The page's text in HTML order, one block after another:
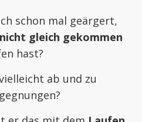
schon mal geärgert,
nicht gleich gekommen
hast?
ab und zu